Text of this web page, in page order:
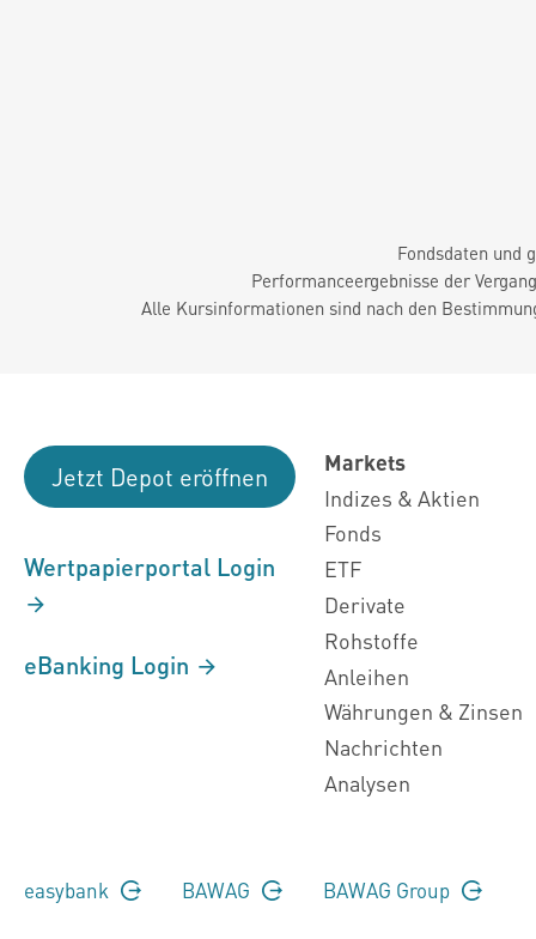
Fondsdaten und
Performanceergebnisse der
Alle Kursinformationen sind nach den
Jetzt Depot eröffnen
Wertpapierportal Login
eBanking Login
Markets
Indizes & Aktien
Fonds
ETF
Derivate
Rohstoffe
Anleihen
Währungen & Zinsen
Nachrichten
Analysen
easybank BAWAG BAWAG Group